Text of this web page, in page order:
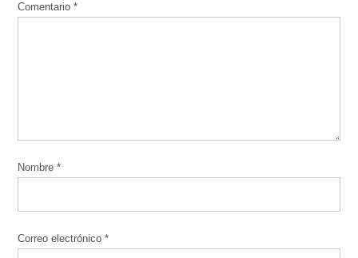
Comentario*
Nombre*
Correo electrónico*